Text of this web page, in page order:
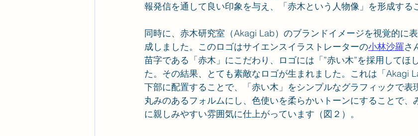
報発信を通して良い印象を与え、「赤木という人物像」を形成する
同時に、赤木研究室（Akagi Lab）のブランドイメージを視覚的に
成しました。このロゴはサイエンスイラストレーターの小林沙羅さ
苗字である「赤木」にこだわり、ロゴには「”赤い木”を採用してほ
た。その結果、とても素敵なロゴが生まれました。これは「Akagi
下部に配置することで、「赤い木」をシンプルなグラフィックで表
丸みのあるフォルムにし、色使いを柔らかいトーンにすることで、
に親しみやすい雰囲気に仕上がっています（図２）。